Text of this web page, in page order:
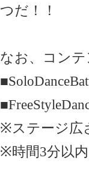
つだ！！
なお、コン
※ステージ広
※時間3分以